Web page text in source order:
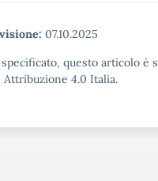
07.10.2025
questo articolo è
Attribuzione 4.0 Italia.